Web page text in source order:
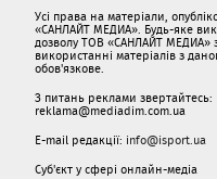
Усі права на матеріали,
«САНЛАЙТ МЕДИА». Будь-яке
дозволу ТОВ «САНЛАЙТ МЕДИА»
використанні матеріалів з
обов'язкове.
З питань реклами звертайтесь:
reklama@mediadim.com.ua
E-mail редакції: info@isport.ua
Суб'єкт у сфері онлайн-медіа